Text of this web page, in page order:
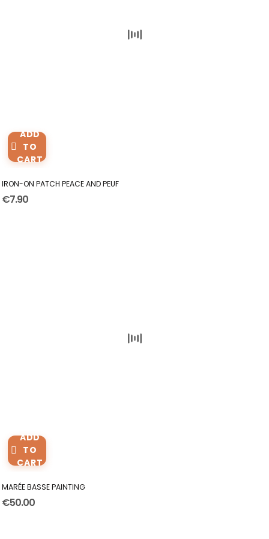
ADD
TO
CART
IRON-ON PATCH PEACE AND PEUF
€7.90
ADD
TO
CART
MARÉE BASSE PAINTING
€50.00